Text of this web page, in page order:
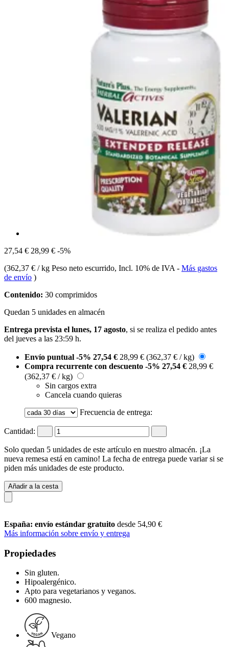
27,54 € 28,99 € -5%
(362,37 € / kg Peso neto escurrido, Incl. 10% de IVA - Más gastos
de envío )
Contenido: 30 comprimidos
Quedan 5 unidades en almacén
Entrega prevista el lunes, 17 agosto, si se realiza el pedido antes
del jueves a las 23:59 h.
Envío puntual -5% 27,54 € 28,99 € (362,37 € / kg)
Compra recurrente con descuento -5% 27,54 € 28,99 €
(362,37 € / kg)
Sin cargos extra
Cancela cuando quieras
Frecuencia de entrega:
Cantidad:
Solo quedan 5 unidades de este artículo en nuestro almacén. ¡La
nueva remesa está en camino! La fecha de entrega puede variar si se
piden más unidades de este producto.
Añadir a la cesta
España: envío estándar gratuito desde 54,90 €
Más información sobre envío y entrega
Propiedades
Sin gluten.
Hipoalergénico.
Apto para vegetarianos y veganos.
600 magnesio.
Vegano